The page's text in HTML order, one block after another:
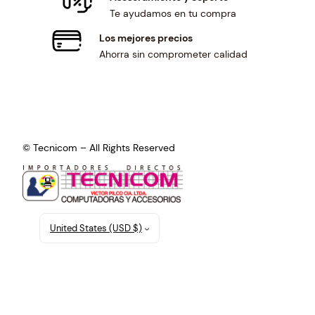
Te ayudamos en tu compra
Los mejores precios
Ahorra sin comprometer calidad
© Tecnicom – All Rights Reserved
United States (USD $)